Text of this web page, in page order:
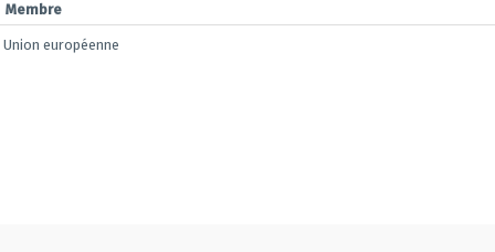
Membre
Union européenne